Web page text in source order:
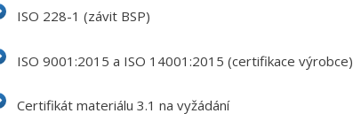
ISO 228-1 (závit BSP)
ISO 9001:2015 a ISO 14001:2015 (certifikace výrobce)
Certifikát materiálu 3.1 na vyžádání